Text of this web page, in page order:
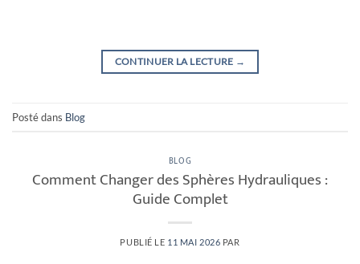
CONTINUER LA LECTURE →
Posté dans Blog
BLOG
Comment Changer des Sphères Hydrauliques :
Guide Complet
PUBLIÉ LE 11 MAI 2026 PAR